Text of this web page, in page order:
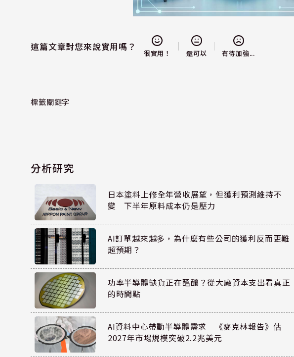
這篇文章對您來說實用嗎？
很實用！ 還可以 有待加強...
標籤關鍵字
分析研究
日本塗料上修全年營收展望，但獲利預測維持不
變 下半年原料成本仍是壓力
AI訂單越來越多，為什麼有些公司的獲利反而更難
超預期？
功率半導體缺貨正在醞釀？從大廠資本支出看真正
的時間點
AI資料中心帶動半導體需求 《麥克林報告》估
2027年市場規模突破2.2兆美元